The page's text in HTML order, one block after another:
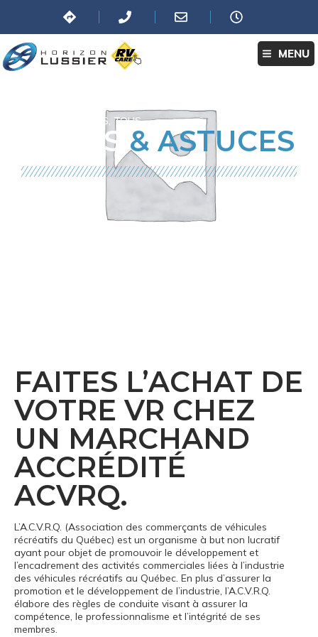
MENU
NOUVELLES, TOUS
TRUCS & ASTUCES
FAITES L’ACHAT DE
VOTRE VR CHEZ
UN MARCHAND
ACCRÉDITÉ
ACVRQ.
L’A.C.V.R.Q. (Association des commerçants de véhicules
récréatifs du Québec) est un organisme à but non lucratif
ayant pour objet de promouvoir le développement et
l’encadrement des activités commerciales liées à l’industrie
des véhicules récréatifs au Québec. En plus d’assurer la
promotion et le développement de l’industrie, l’A.C.V.R.Q.
élabore des règles de conduite visant à assurer la
compétence, le professionnalisme et l’intégrité de ses
membres.